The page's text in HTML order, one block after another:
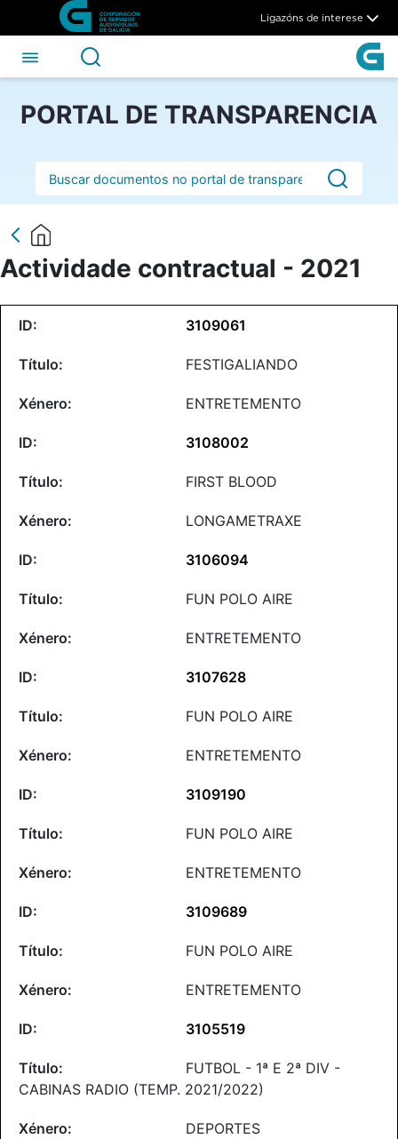
Skip to Main Content
Actividade contractual -
Ligazóns de interese
PORTAL DE TRANSPARENCIA
Barra de busca
Actividade contractual - 2021
3109061
FESTIGALIANDO
ENTRETEMENTO
3108002
FIRST BLOOD
LONGAMETRAXE
3106094
FUN POLO AIRE
ENTRETEMENTO
3107628
FUN POLO AIRE
ENTRETEMENTO
3109190
FUN POLO AIRE
ENTRETEMENTO
3109689
FUN POLO AIRE
ENTRETEMENTO
3105519
FUTBOL - 1ª E 2ª DIV -
CABINAS RADIO (TEMP. 2021/2022)
DEPORTES